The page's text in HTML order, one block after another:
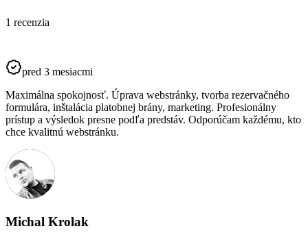
1 recenzia
pred 3 mesiacmi
Maximálna spokojnosť. Úprava webstránky, tvorba rezervačného
formulára, inštalácia platobnej brány, marketing. Profesionálny
prístup a výsledok presne podľa predstáv. Odporúčam každému, kto
chce kvalitnú webstránku.
Michal Krolak